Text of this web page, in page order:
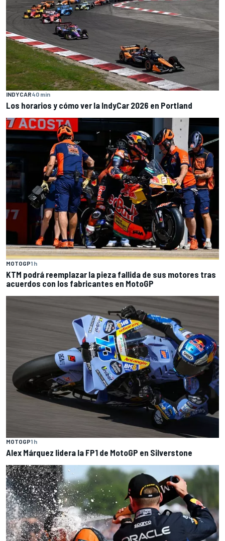
INDYCAR40 min
Los horarios y cómo ver la IndyCar 2026 en Portland
MOTOGP1 h
KTM podrá reemplazar la pieza fallida de sus motores tras
acuerdos con los fabricantes en MotoGP
MOTOGP1 h
Alex Márquez lidera la FP1 de MotoGP en Silverstone